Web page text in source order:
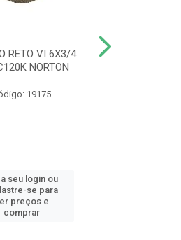
RETO VI 6X3/4
NORTON
19175
seu login ou
se para
preços e
comprar